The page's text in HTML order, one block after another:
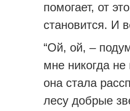
помогает, от
становится. И
“Ой, ой, –
мне никогда
она стала
лесу добрые